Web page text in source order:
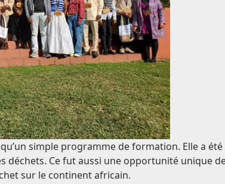
simple programme de formation. Elle a
déchets. Ce fut aussi une opportunité unique
sur le continent africain.